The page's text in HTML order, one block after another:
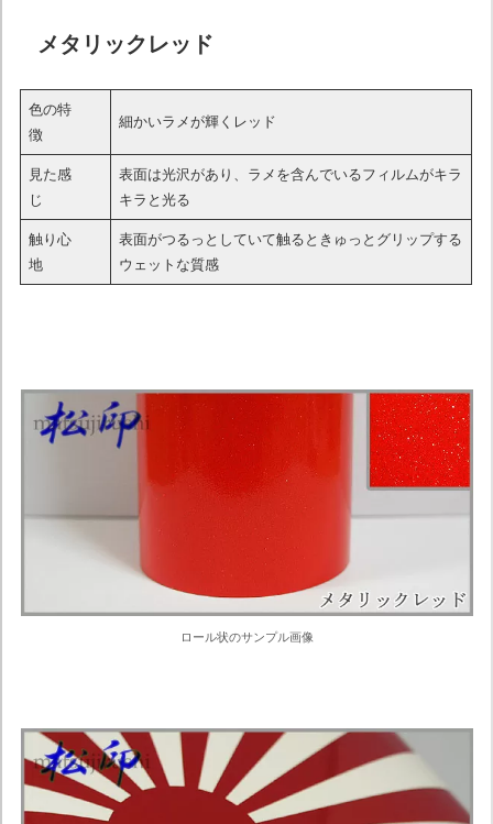
メタリックレッド
色の特
徴
細かいラメが輝くレッド
見た感
じ
表面は光沢があり、ラメを含んでいるフィルムがキラ
キラと光る
触り心
地
表面がつるっとしていて触るときゅっとグリップする
ウェットな質感
ロール状のサンプル画像